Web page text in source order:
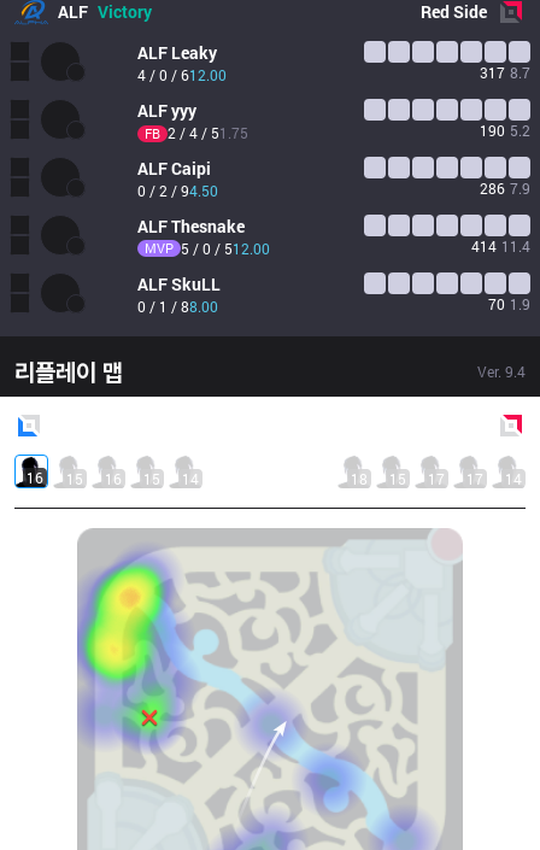
ALF Victory RedSide
ALF Leaky
4 / 0 / 612.00 317 8.7
ALFyyy
FB 2 / 4 / 51.75 190 5.2
ALFCaipi
0 / 2 / 94.50 286 7.9
ALFThesnake
MVP 5 / 0 / 512.00 414 11.4
ALFSkuLL
0 / 1 / 88.00 70 1.9
리플레이 맵 Ver. 9.4
16 15 16 15 14 18 15 17 17 14